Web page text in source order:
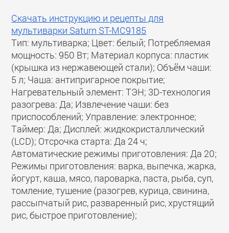
Скачать инструкцию и рецепты для
мультиварки Saturn ST-MC9185
Тип: мультиварка; Цвет: белый; Потребляемая
мощность: 950 Вт; Материал корпуса: пластик
(крышка из нержавеющей стали); Объём чаши:
5 л; Чаша: антипригарное покрытие;
Нагревательный элемент: ТЭН; 3D-технология
разогрева: Да; Извлечение чаши: без
приспособлений; Управление: электронное;
Таймер: Да; Дисплей: жидкокристаллический
(LCD); Отсрочка старта: Да 24 ч;
Автоматические режимы приготовления: Да 20;
Режимы приготовления: варка, выпечка, жарка,
йогурт, каша, мясо, пароварка, паста, рыба, суп,
томление, тушение (разогрев, курица, свинина,
рассыпчатый рис, разваренный рис, хрустящий
рис, быстрое приготовление);